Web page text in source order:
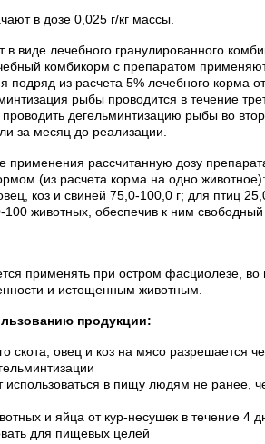
в дозе 0,025 г/кг массы.
в виде лечебного гранулированного
комбикорм с препаратом
подряд из расчета 5% лечебного корма
рыбы проводится в течение
дегельминтизацию рыбы во
за месяц до реализации.
применения рассчитанную дозу
(из расчета корма на одно
коз и свиней 75,0-100,0 г; для птиц
100 животных, обеспечив к ним свободный
применять при остром фасциолезе,
и истощенным животным.
продукции:
скота, овец и коз на мясо разрешается
в пищу людям не ранее,
и яйца от кур-несушек в течение 4
для пищевых целей